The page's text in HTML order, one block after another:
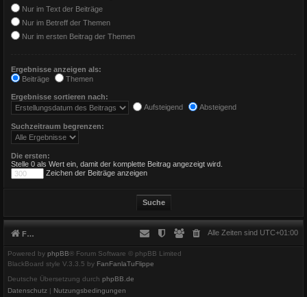
Nur im Text der Beiträge
Nur im Betreff der Themen
Nur im ersten Beitrag der Themen
Ergebnisse anzeigen als:
Beiträge
Themen
Ergebnisse sortieren nach:
Aufsteigend
Absteigend
Suchzeitraum begrenzen:
Die ersten:
Stelle 0 als Wert ein, damit der komplette Beitrag angezeigt wird.
Zeichen der Beiträge anzeigen
Foren-Übersicht Alle Zeiten sind UTC+01:00
Powered by phpBB® Forum Software © phpBB Limited
BlackBoard style V.3.3.5 by FanFanlaTuFlippe
Deutsche Übersetzung durch phpBB.de
Datenschutz | Nutzungsbedingungen